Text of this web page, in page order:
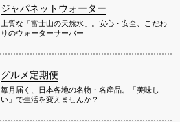
ジャパネットウォーター
上質な「富士山の天然水」。安心・安全、こだわ
りのウォーターサーバー
グルメ定期便
毎月届く、日本各地の名物・名産品。「美味し
い」で生活を変えませんか？